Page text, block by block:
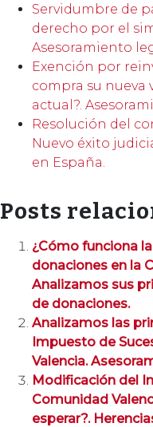
Servidumbre de
derecho por el
Asesoramiento
Exención por
compra su nueva
actual?.
Resolución del
Nuevo éxito
en España.
Posts
¿Cómo funciona
donaciones en la
Analizamos sus
de donaciones.
Analizamos las
Impuesto de
Valencia.
Modificación del
Comunidad
esperar?.